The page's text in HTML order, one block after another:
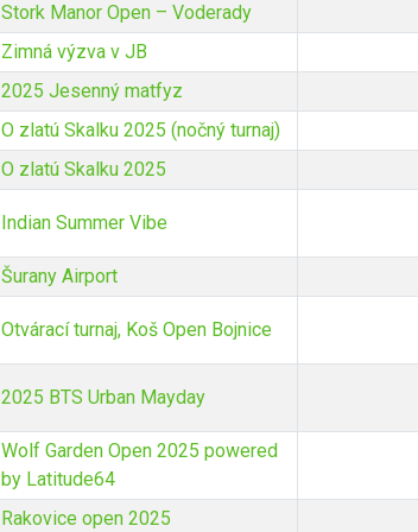
Stork Manor Open – Voderady
Zimná výzva v JB
2025 Jesenný matfyz
O zlatú Skalku 2025 (nočný turnaj)
O zlatú Skalku 2025
Indian Summer Vibe
Šurany Airport
Otvárací turnaj, Koš Open Bojnice
2025 BTS Urban Mayday
Wolf Garden Open 2025 powered
by Latitude64
Rakovice open 2025